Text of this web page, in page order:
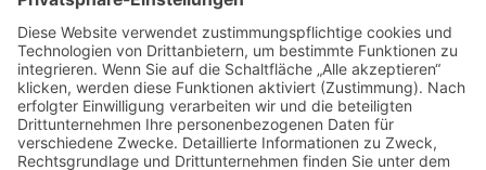
vorpommerncloud ist eine Marke der:
msisdesign. GmbH & Co. KGAlte Dorfstraße 19 a
17392 BoldekowDeutschland